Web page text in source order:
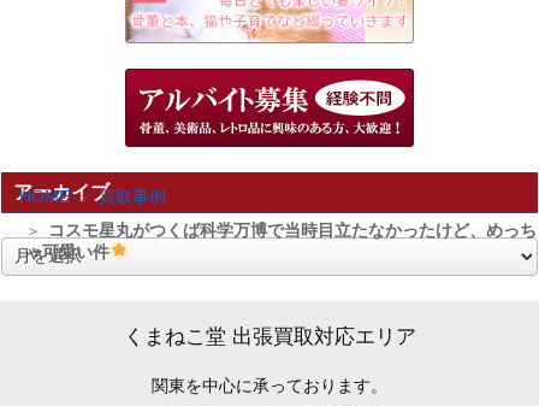
HOME
買取事例
コスモ星丸がつくば科学万博で当時目立たなかったけど、めっち
ゃ可愛い件
アーカイブ
くまねこ堂 出張買取対応エリア
関東を中心に承っております。